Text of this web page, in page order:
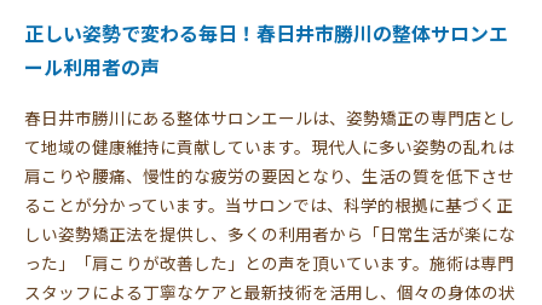
正しい姿勢で変わる毎日！春日井市勝川の整体サロンエ
ール利用者の声
春日井市勝川にある整体サロンエールは、姿勢矯正の専門店とし
て地域の健康維持に貢献しています。現代人に多い姿勢の乱れは
肩こりや腰痛、慢性的な疲労の要因となり、生活の質を低下させ
ることが分かっています。当サロンでは、科学的根拠に基づく正
しい姿勢矯正法を提供し、多くの利用者から「日常生活が楽にな
った」「肩こりが改善した」との声を頂いています。施術は専門
スタッフによる丁寧なケアと最新技術を活用し、個々の身体の状